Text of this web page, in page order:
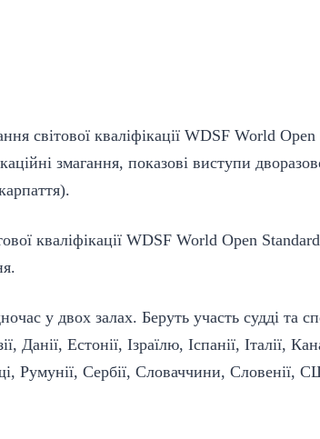
світової кваліфікації WDSF World
змагання, показові виступи
кваліфікації WDSF World Open
у двох залах. Беруть участь судді та
Данії, Естонії, Ізраїлю, Іспанії,
Румунії, Сербії, Словаччини,